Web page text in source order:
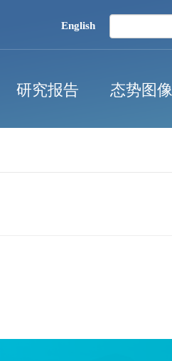
English
研究报告 态势图像